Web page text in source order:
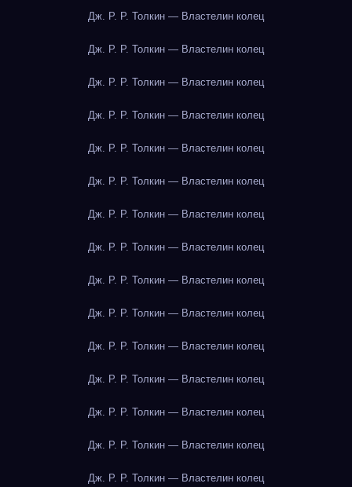
Дж. Р. Р. Толкин — Властелин колец
Дж. Р. Р. Толкин — Властелин колец
Дж. Р. Р. Толкин — Властелин колец
Дж. Р. Р. Толкин — Властелин колец
Дж. Р. Р. Толкин — Властелин колец
Дж. Р. Р. Толкин — Властелин колец
Дж. Р. Р. Толкин — Властелин колец
Дж. Р. Р. Толкин — Властелин колец
Дж. Р. Р. Толкин — Властелин колец
Дж. Р. Р. Толкин — Властелин колец
Дж. Р. Р. Толкин — Властелин колец
Дж. Р. Р. Толкин — Властелин колец
Дж. Р. Р. Толкин — Властелин колец
Дж. Р. Р. Толкин — Властелин колец
Дж. Р. Р. Толкин — Властелин колец